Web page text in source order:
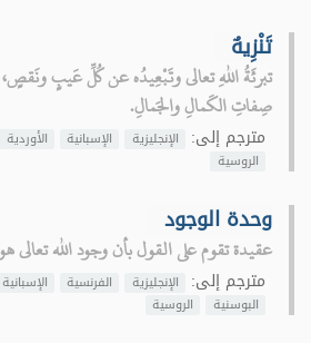
تَنْزِيهٌ
تبرئَةُ اللهِ تعالى وتَبْعِيدُه عن كُلِّ عَيبٍ ونَقصٍ،
صِفاتِ الكَمالِ والجَمالِ.
مترجم إلى: الإنجليزية الإسبانية الأوردية
الروسية
وحدة الوجود
عقيدة تقوم على القول بأن وجود الله
مترجم إلى: الإنجليزية الفرنسية الإسبانية
البوسنية
الروسية